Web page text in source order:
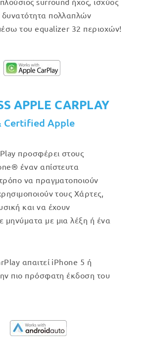
πολλαπλών
του equalizer 32 περιοχών!
APPLE CARPLAY
Certified Apple
προσφέρει στους
έναν απίστευτα
να πραγματοποιούν
τους Χάρτες,
και να έχουν
με μια λέξη ή ένα
απαιτεί iPhone 5 ή
πιο πρόσφατη έκδοση του